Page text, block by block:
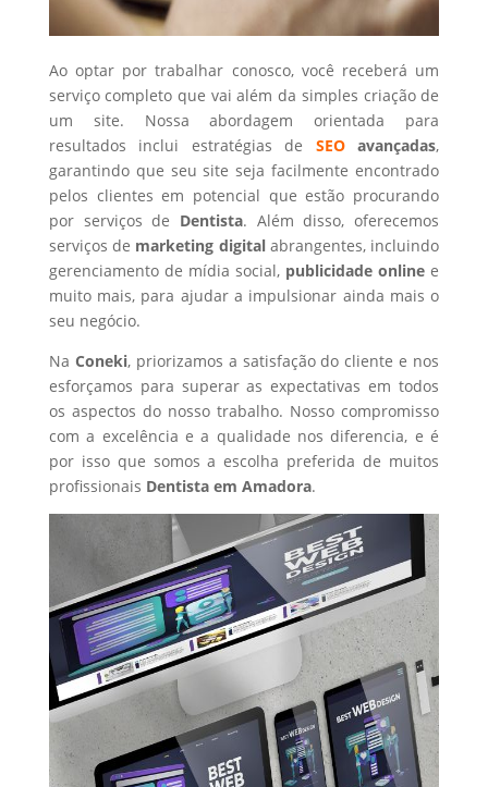
Ao optar por trabalhar conosco, você receberá um
serviço completo que vai além da simples criação de
um site. Nossa abordagem orientada para
resultados inclui estratégias de SEOavançadas,
garantindo que seu site seja facilmente encontrado
pelos clientes em potencial que estão procurando
por serviços de Dentista. Além disso, oferecemos
serviços de marketing digital abrangentes, incluindo
gerenciamento de mídia social, publicidade online e
muito mais, para ajudar a impulsionar ainda mais o
seu negócio.
Na Coneki, priorizamos a satisfação do cliente e nos
esforçamos para superar as expectativas em todos
os aspectos do nosso trabalho. Nosso compromisso
com a excelência e a qualidade nos diferencia, e é
por isso que somos a escolha preferida de muitos
profissionais Dentistaem Amadora.